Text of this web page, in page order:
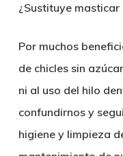
¿Sustituye
Por muchos
de chicles sin
ni al uso del hilo
confundirnos y
higiene y limpieza